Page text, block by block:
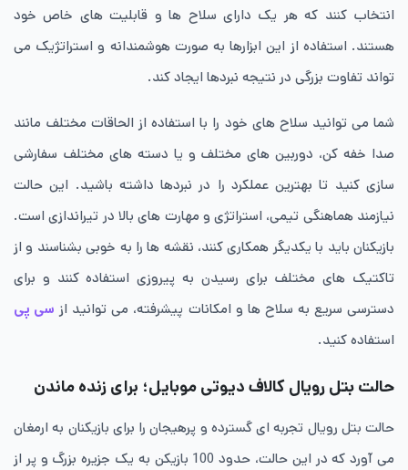
انتخاب کنند که هر یک دارای سلاح ها و قابلیت های خاص خود
هستند. استفاده از این ابزارها به صورت هوشمندانه و استراتژیک می
تواند تفاوت بزرگی در نتیجه نبردها ایجاد کند.
شما می توانید سلاح های خود را با استفاده از الحاقات مختلف مانند
صدا خفه کن، دوربین های مختلف و یا دسته های مختلف سفارشی
سازی کنید تا بهترین عملکرد را در نبردها داشته باشید. این حالت
نیازمند هماهنگی تیمی، استراتژی و مهارت های بالا در تیراندازی است.
بازیکنان باید با یکدیگر همکاری کنند، نقشه ها را به خوبی بشناسند و از
تاکتیک های مختلف برای رسیدن به پیروزی استفاده کنند و برای
دسترسی سریع به سلاح ها و امکانات پیشرفته، می توانید از سی پی
استفاده کنید.
حالت بتل رویال کالاف دیوتی موبایل؛ برای زنده ماندن
حالت بتل رویال تجربه ای گسترده و پرهیجان را برای بازیکنان به ارمغان
می آورد که در این حالت، حدود 100 بازیکن به یک جزیره بزرگ و پر از